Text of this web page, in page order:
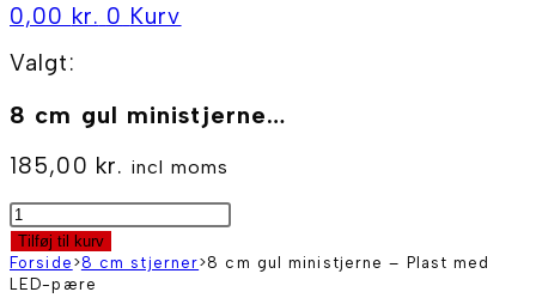
0,00 kr. 0 Kurv
Valgt:
8 cm gul ministjerne…
185,00 kr. incl moms
8
cm
gul
ministjerne
Tilføj til kurv
Forside >8 cm stjerner>8 cm gul ministjerne – Plast med
LED-pære